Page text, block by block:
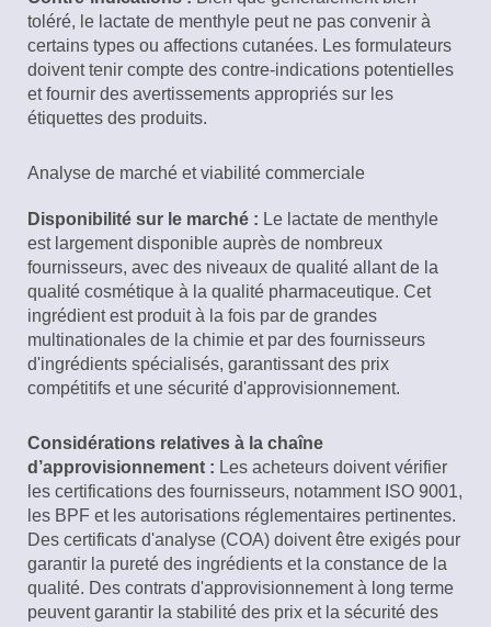
toléré, le lactate de menthyle peut ne pas convenir à
certains types ou affections cutanées. Les formulateurs
doivent tenir compte des contre-indications potentielles
et fournir des avertissements appropriés sur les
étiquettes des produits.
Analyse de marché et viabilité commerciale
Disponibilité sur le marché : Le lactate de menthyle
est largement disponible auprès de nombreux
fournisseurs, avec des niveaux de qualité allant de la
qualité cosmétique à la qualité pharmaceutique. Cet
ingrédient est produit à la fois par de grandes
multinationales de la chimie et par des fournisseurs
d'ingrédients spécialisés, garantissant des prix
compétitifs et une sécurité d'approvisionnement.
Considérations relatives à la chaîne
d’approvisionnement : Les acheteurs doivent vérifier
les certifications des fournisseurs, notamment ISO 9001,
les BPF et les autorisations réglementaires pertinentes.
Des certificats d'analyse (COA) doivent être exigés pour
garantir la pureté des ingrédients et la constance de la
qualité. Des contrats d'approvisionnement à long terme
peuvent garantir la stabilité des prix et la sécurité des